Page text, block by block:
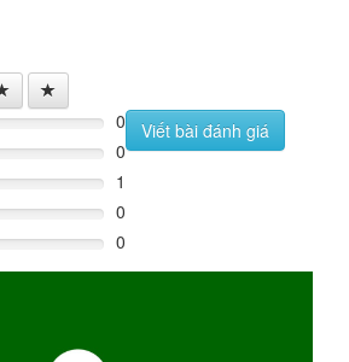
0
0
1
0
0
Viết bài đánh giá